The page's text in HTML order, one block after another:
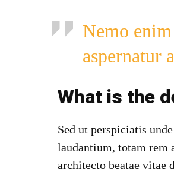
Nemo
aspernatur
What is the
Sed ut perspiciatis
laudantium, totam rem
architecto beatae vitae